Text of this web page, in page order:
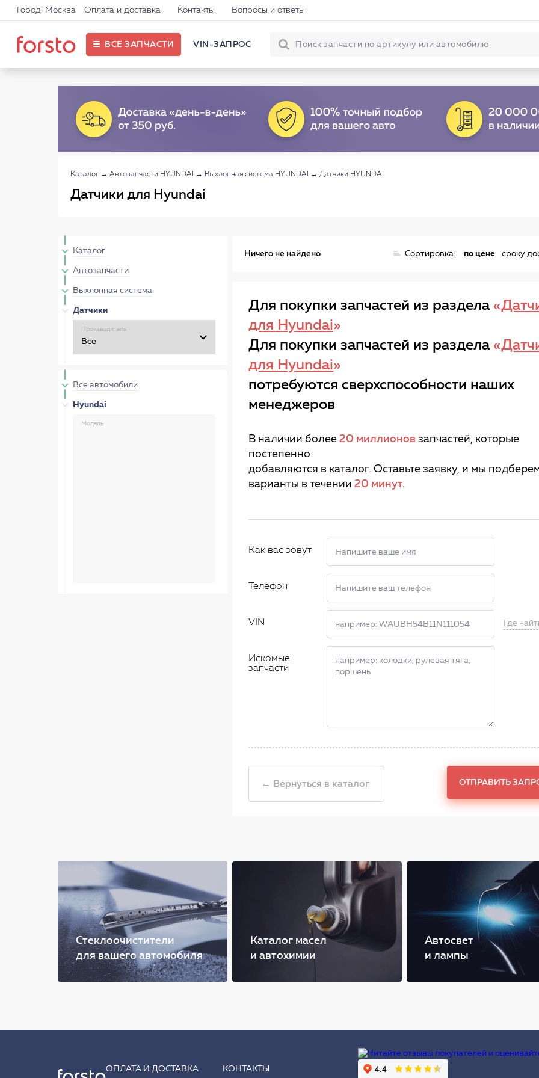
Город: Москва Оплата и доставка Контакты Вопросы и ответы
ВСЕ ЗАПЧАСТИ VIN-ЗАПРОС
Каталог → Автозапчасти HYUNDAI → Выхлопная система HYUNDAI → Датчики HYUNDAI
Датчики для Hyundai
Каталог
Автозапчасти
Выхлопная система
Датчики
Производитель
Все автомобили
Hyundai
Модель
Ничего не найдено Сортировка: по цене сроку
Для покупки запчастей из раздела «
для Hyundai»
Для покупки запчастей из раздела «
для Hyundai»
потребуются сверхспособности наших
менеджеров
В наличии более 20 миллионов запчастей, которые
постепенно
добавляются в каталог. Оставьте заявку, и мы
варианты в течении 20 минут.
Как вас зовут
Телефон
VIN Где
Искомые
запчасти
← Вернуться в каталог ОТПРАВИТЬ
Стеклоочистители
для вашего автомобиля
Каталог масел
и автохимии
Автосвет
и лампы
ОПЛАТА И ДОСТАВКА КОНТАКТЫ